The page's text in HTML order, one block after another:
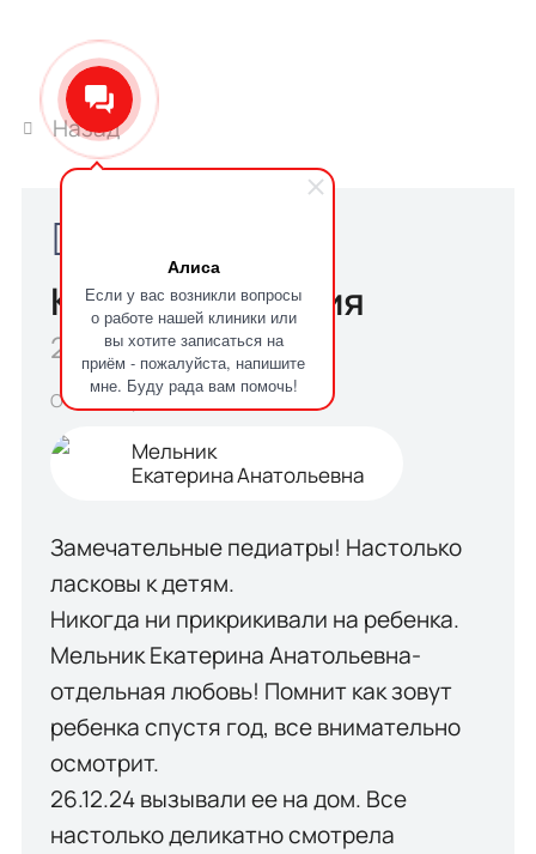
Алиса
Если у вас возникли вопросы
о работе нашей клиники или
вы хотите записаться на
приём - пожалуйста, напишите
мне. Буду рада вам помочь!
Назад
Королева Ксения
29.01.2025
Отзыв о враче
Мельник
Екатерина Анатольевна
Замечательные педиатры! Настолько
ласковы к детям.
Никогда ни прикрикивали на ребенка.
Мельник Екатерина Анатольевна-
отдельная любовь! Помнит как зовут
ребенка спустя год, все внимательно
осмотрит.
26.12.24 вызывали ее на дом. Все
настолько деликатно смотрела